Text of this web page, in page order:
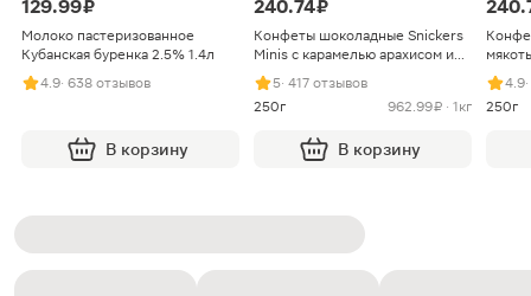
129.99 ₽
Молоко пастеризованное
Кубанская буренка 2.5% 1.4л
4.9· 638 отзывов
В корзину
240.74 ₽
Конфеты шоколадные Snickers
Minis с карамелью арахисом и
нугой
5· 417 отзывов
250г
962.99 ₽ · 1кг
В корзину
4.9
250г